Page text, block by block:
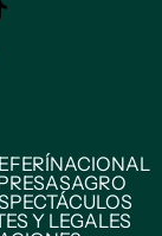
NACIONAL
AGRO
Y LEGALES